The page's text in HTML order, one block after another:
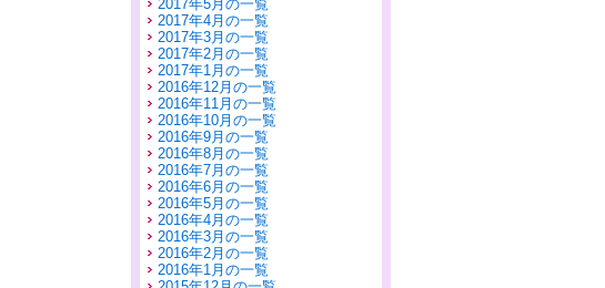
2017年5月の一覧
2017年4月の一覧
2017年3月の一覧
2017年2月の一覧
2017年1月の一覧
2016年12月の一覧
2016年11月の一覧
2016年10月の一覧
2016年9月の一覧
2016年8月の一覧
2016年7月の一覧
2016年6月の一覧
2016年5月の一覧
2016年4月の一覧
2016年3月の一覧
2016年2月の一覧
2016年1月の一覧